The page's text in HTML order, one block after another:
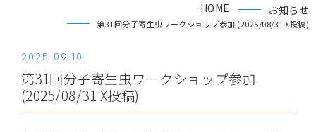
HOME お知らせ
第31回分子寄生虫ワークショップ参加 (2025/08/31 X投稿)
2025.09.10
第31回分子寄生虫ワークショップ参加
(2025/08/31 X投稿)